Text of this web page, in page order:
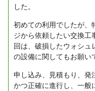
した。
初めての利用でしたが、
ジから依頼したい交換工
回は、破損したウォシュ
の設備に関してもお願い
申し込み、見積もり、発
かつ正確に進行し、一般